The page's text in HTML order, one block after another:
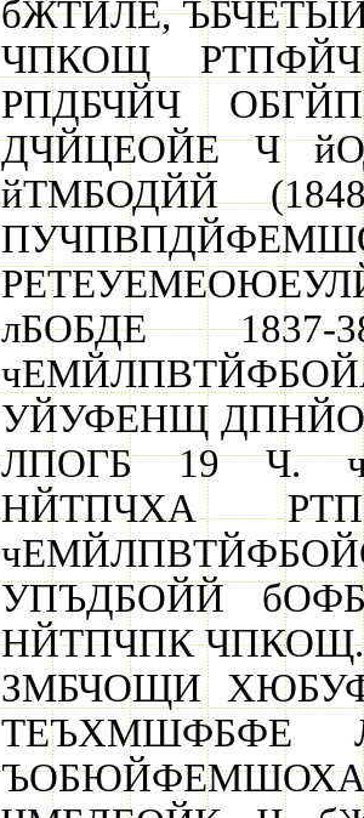
бЖТЙЛЕ,
ЧПКОЩ РТПФЙЧ
РПДБЧЙЧ
ДЧЙЦЕОЙЕ Ч
йТМБОДЙЙ
лБОБДЕ
УЙУФЕНЩ
ЛПОГБ 19 Ч.
НЙТПЧХА
УПЪДБОЙЙ
НЙТПЧПК
ЗМБЧОЩИ
ТЕЪХМШФБФЕ